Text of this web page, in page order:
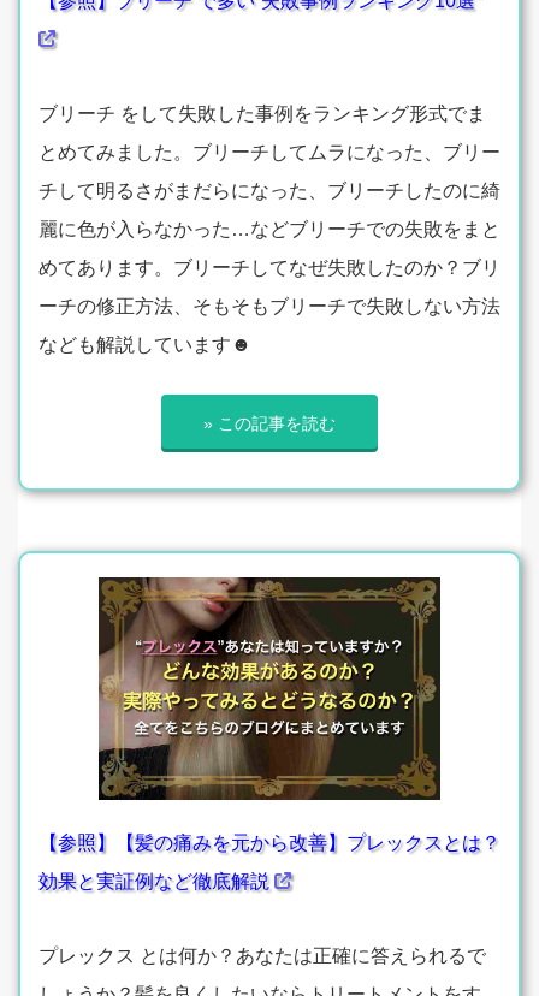
ブリーチ をして失敗した事例をランキング形式でま
とめてみました。ブリーチしてムラになった、ブリー
チして明るさがまだらになった、ブリーチしたのに綺
麗に色が入らなかった…などブリーチでの失敗をまと
めてあります。ブリーチしてなぜ失敗したのか？ブリ
ーチの修正方法、そもそもブリーチで失敗しない方法
なども解説しています☻
» この記事を読む
【参照】【髪の痛みを元から改善】プレックスとは？
効果と実証例など徹底解説
プレックス とは何か？あなたは正確に答えられるで